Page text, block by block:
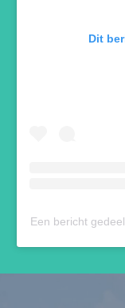
Dit
Een bericht